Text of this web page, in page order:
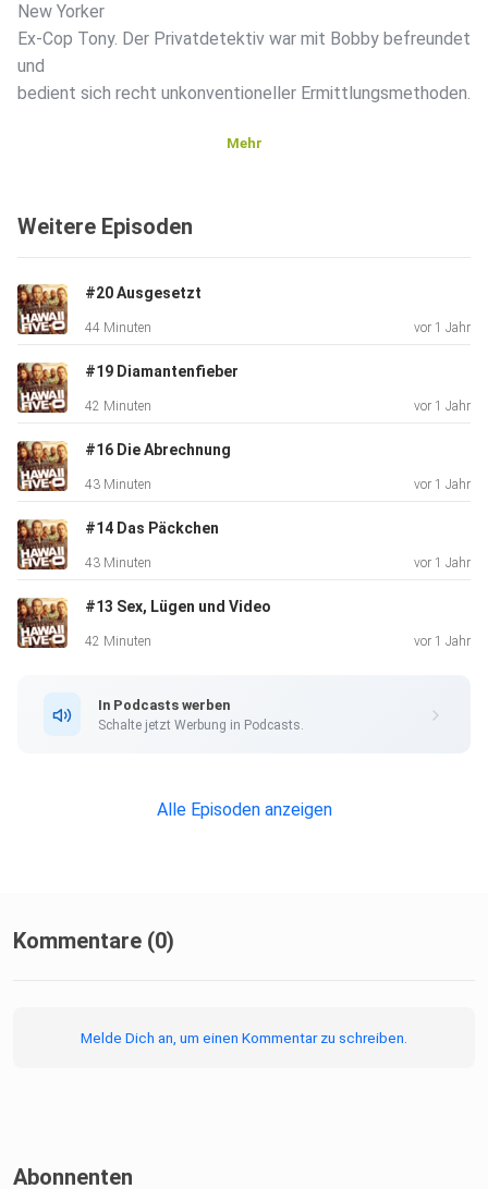
New Yorker
Ex-Cop Tony. Der Privatdetektiv war mit Bobby befreundet
und
bedient sich recht unkonventioneller Ermittlungsmethoden.
Mehr
Weitere Episoden
#20 Ausgesetzt
44 Minuten vor 1 Jahr
#19 Diamantenfieber
42 Minuten vor 1 Jahr
#16 Die Abrechnung
43 Minuten vor 1 Jahr
#14 Das Päckchen
43 Minuten vor 1 Jahr
#13 Sex, Lügen und Video
42 Minuten vor 1 Jahr
In Podcasts werben
Schalte jetzt Werbung in Podcasts.
Alle Episoden anzeigen
Kommentare (0)
Melde Dich an, um einen Kommentar zu schreiben.
Abonnenten